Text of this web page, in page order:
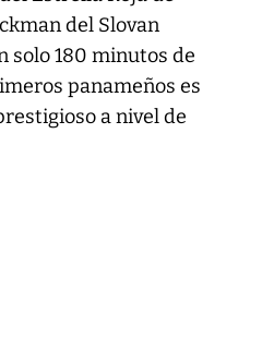
del Slovan
solo 180 minutos de
panameños es
a nivel de